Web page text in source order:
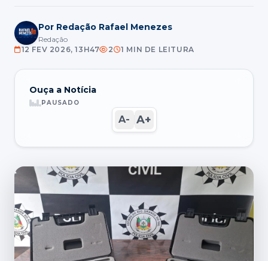
Por Redação Rafael Menezes
Redação
12 FEV 2026, 13H47
2 1 MIN DE LEITURA
Ouça a Notícia
PAUSADO
A- A+